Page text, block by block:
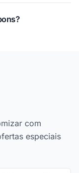
com
especiais